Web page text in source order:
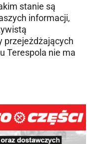
stanie są
informacji,
przejeżdżających
Terespola nie ma